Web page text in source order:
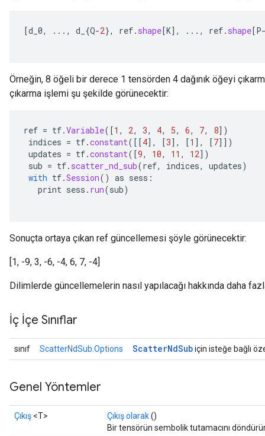
[d_0, ..., d_ {Q-2}, ref. shape[K] , ..., ref. shape[P
Örneğin, 8 öğeli bir derece 1 tensörden 4 dağınık öğeyi
çıkarma işlemi şu şekilde görünecektir:
ref = tf.Variable( [1 , 2, 3, 4, 5, 6, 7, 8] )
indices = tf.constant( [[4] , [3] , [1 ] , [7]] )
updates = tf.constant( [9, 10, 11 , 12] )
sub = tf. scatter_nd_sub(ref, indices, updates)
with tf.Session() as sess :
print sess . run(sub)
Sonuçta ortaya çıkan ref güncellemesi şöyle görünecektir:
[1, -9, 3, -6, -4, 6, 7, -4]
Dilimlerde güncellemelerin nasıl yapılacağı hakkında daha
İç İçe Sınıflar
sınıf ScatterNdSub.Options ScatterNdSubiçin isteğe bağlı
Genel Yöntemler
Çıkış <T> Çıkış olarak()
Bir tensörün sembolik tutamacını